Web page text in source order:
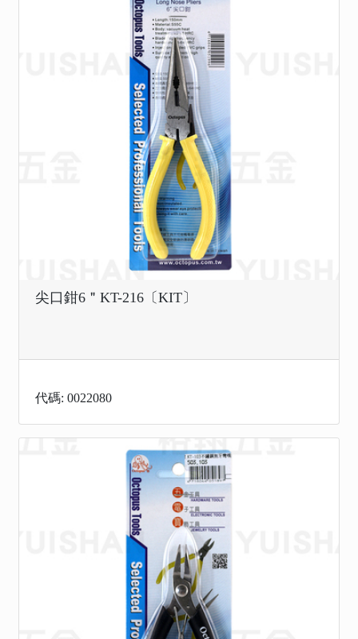
尖口鉗6＂KT-216〔KIT〕
代碼: 0022080